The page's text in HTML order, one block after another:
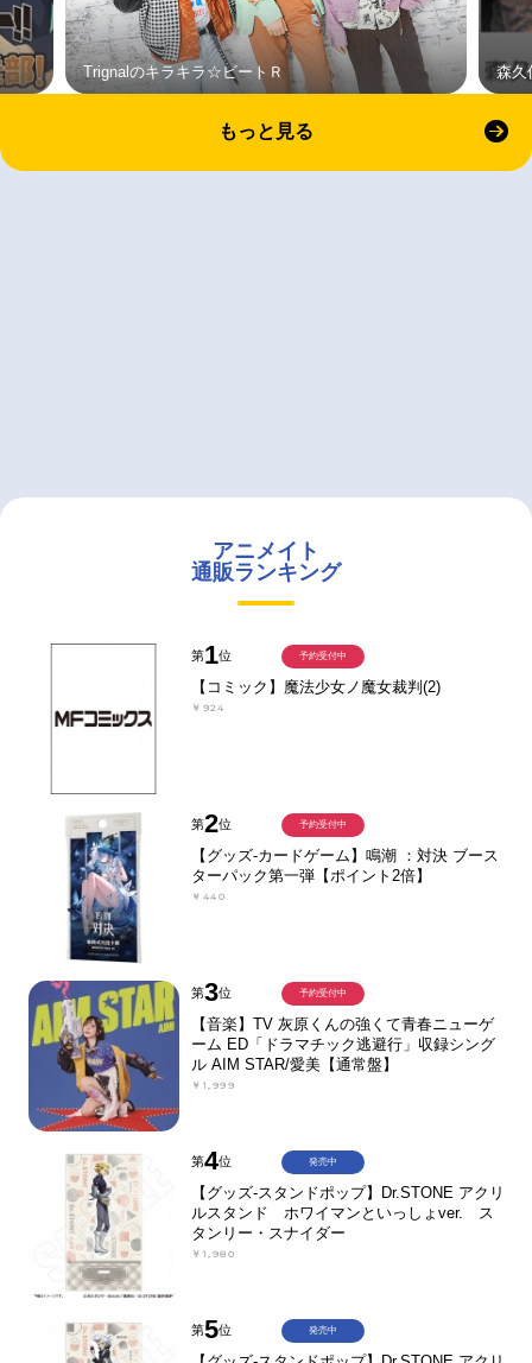
Trignalのキラキラ☆ビートＲ 森久
もっと見る
アニメイト
通販ランキング
第1位
【コミック】魔法少女ノ魔女裁判(2)
￥924
予約受付中
第2位
【グッズ-カードゲーム】鳴潮 ：対決 ブース
ターパック第一弾【ポイント2倍】
￥440
予約受付中
第3位
【音楽】TV 灰原くんの強くて青春ニューゲ
ーム ED「ドラマチック逃避行」収録シング
ル AIM STAR/愛美【通常盤】
￥1,999
予約受付中
第4位
【グッズ-スタンドポップ】Dr.STONE アクリ
ルスタンド ホワイマンといっしょver. ス
タンリー・スナイダー
￥1,980
発売中
第5位 発売中